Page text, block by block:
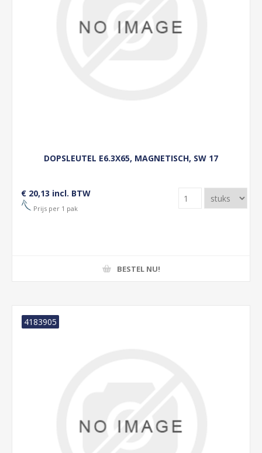
DOPSLEUTEL E6.3X65, MAGNETISCH, SW 17
€ 20,13 incl. BTW
Prijs per 1 pak
BESTEL NU!
4183905